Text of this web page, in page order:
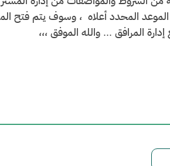
المحدد أعلاه ، وسوف يتم فتح
المرافق ... والله الموفق ،،،